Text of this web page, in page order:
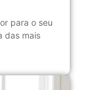
para o seu
das mais